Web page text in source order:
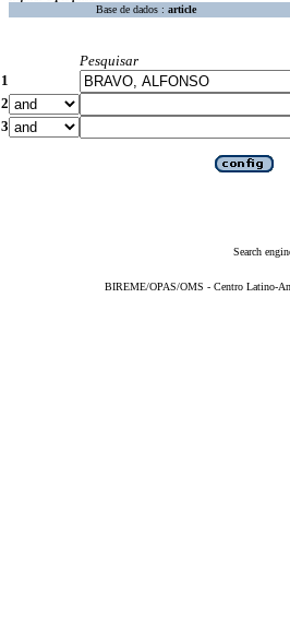
Base de dados : article
Pesquisar
1
2
3
Search
BIREME/OPAS/OMS - Centro Latino-